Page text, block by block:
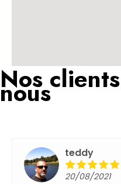
Nos
nous
teddy
17/05/2021